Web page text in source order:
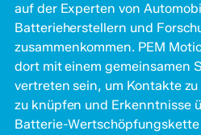
auf der Experten von
Batterieherstellern und
zusammenkommen. PEM
dort mit einem gemeinsamen
vertreten sein, um Kontakte
zu knüpfen und Erkenntnisse
Batterie-Wertschöpfungskette